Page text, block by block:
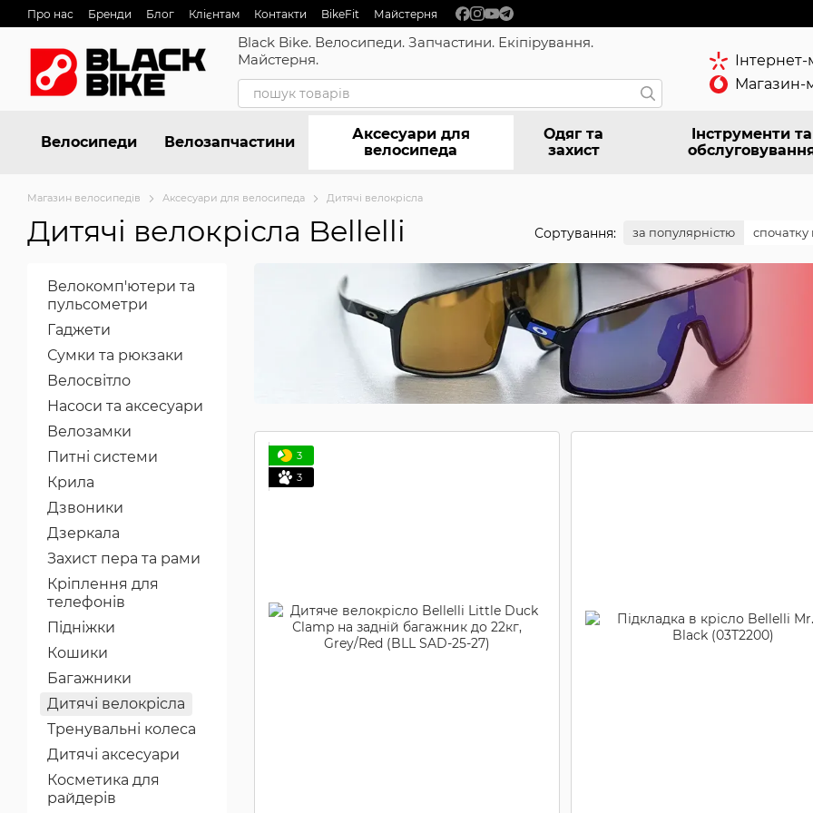
Перейти до основного контенту
Про нас Бренди Блог Клієнтам Контакти BikeFit Майстерня
Black Bike. Велосипеди. Запчастини. Екіпірування.
Майстерня.
Магазин-
Велосипеди Велозапчастини
Аксесуари для
велосипеда
Одяг та
захист
Інструменти та
Магазин велосипедів Аксесуари для велосипеда Дитячі велокрісла
Дитячі велокрісла Bellelli Сортування: за популярністю спочатку
3
3
Велокомп'ютери та
пульсометри
Гаджети
Сумки та рюкзаки
Велосвітло
Насоси та аксесуари
Велозамки
Питні системи
Крила
Дзвоники
Дзеркала
Захист пера та рами
Кріплення для
телефонів
Підніжки
Кошики
Багажники
Дитячі велокрісла
Тренувальні колеса
Дитячі аксесуари
Косметика для
райдерів